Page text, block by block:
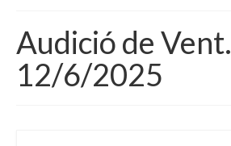
Escola
Sobre nosaltres
Audició de Vent.
12/6/2025